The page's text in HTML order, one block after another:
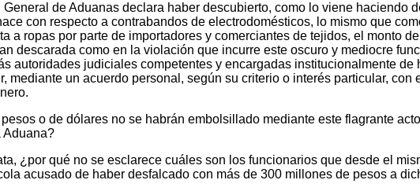
de Aduanas declara haber descubierto, como lo viene haciendo
con respecto a contrabandos de electrodomésticos, lo mismo que
a ropas por parte de importadores y comerciantes de tejidos, el monto
descarada como en la violación que incurre este oscuro y mediocre
autoridades judiciales competentes y encargadas institucionalmente
mediante un acuerdo personal, según su criterio o interés particular,
o de dólares no se habrán embolsillado mediante este flagrante
Aduana?
¿por qué no se esclarece cuáles son los funcionarios que desde el
acusado de haber desfalcado con más de 300 millones de pesos a